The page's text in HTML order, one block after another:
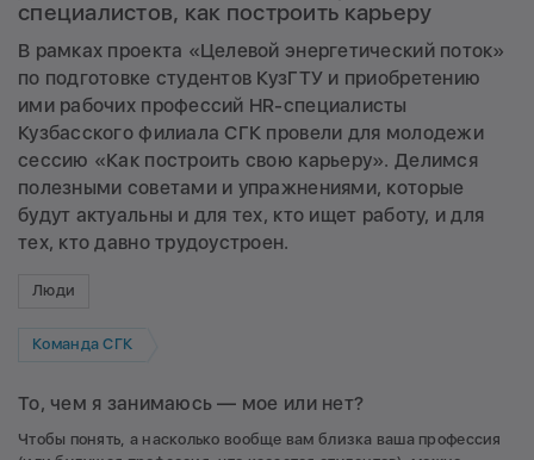
специалистов, как построить карьеру
В рамках проекта «Целевой энергетический поток»
по подготовке студентов КузГТУ и приобретению
ими рабочих профессий HR-специалисты
Кузбасского филиала СГК провели для молодежи
сессию «Как построить свою карьеру». Делимся
полезными советами и упражнениями, которые
будут актуальны и для тех, кто ищет работу, и для
тех, кто давно трудоустроен.
Люди
Команда СГК
То, чем я занимаюсь — мое или нет?
Чтобы понять, а насколько вообще вам близка ваша профессия